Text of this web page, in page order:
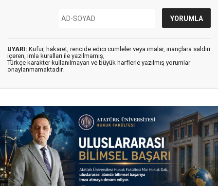
UYARI: Küfür, hakaret, rencide edici cümleler veya imalar, inançlara saldırı
içeren, imla kuralları ile yazılmamış,
Türkçe karakter kullanılmayan ve büyük harflerle yazılmış yorumlar
onaylanmamaktadır.